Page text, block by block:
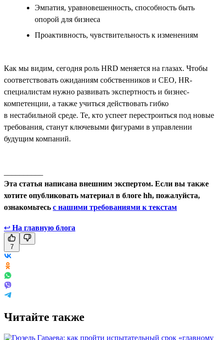
Эмпатия, уравновешенность, способность быть
опорой для бизнеса
Проактивность, чувствительность к изменениям
Как мы видим, сегодня роль HRD меняется на глазах. Чтобы
соответствовать ожиданиям собственников и СЕО, HR-
специалистам нужно развивать экспертность и бизнес-
компетенции, а также учиться действовать гибко
в нестабильной среде. Те, кто успеет перестроиться под новые
требования, станут ключевыми фигурами в управлении
будущим компаний.
Эта статья написана внешним экспертом. Если вы также
хотите опубликовать материал в блоге hh, пожалуйста,
ознакомьтесь с нашими требованиями к текстам
↩ На главную блога
7
Читайте также